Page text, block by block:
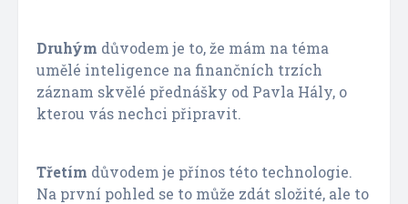
Druhým důvodem je to, že mám na téma
umělé inteligence na finančních trzích
záznam skvělé přednášky od Pavla Hály, o
kterou vás nechci připravit.
Třetím důvodem je přínos této technologie.
Na první pohled se to může zdát složité, ale to